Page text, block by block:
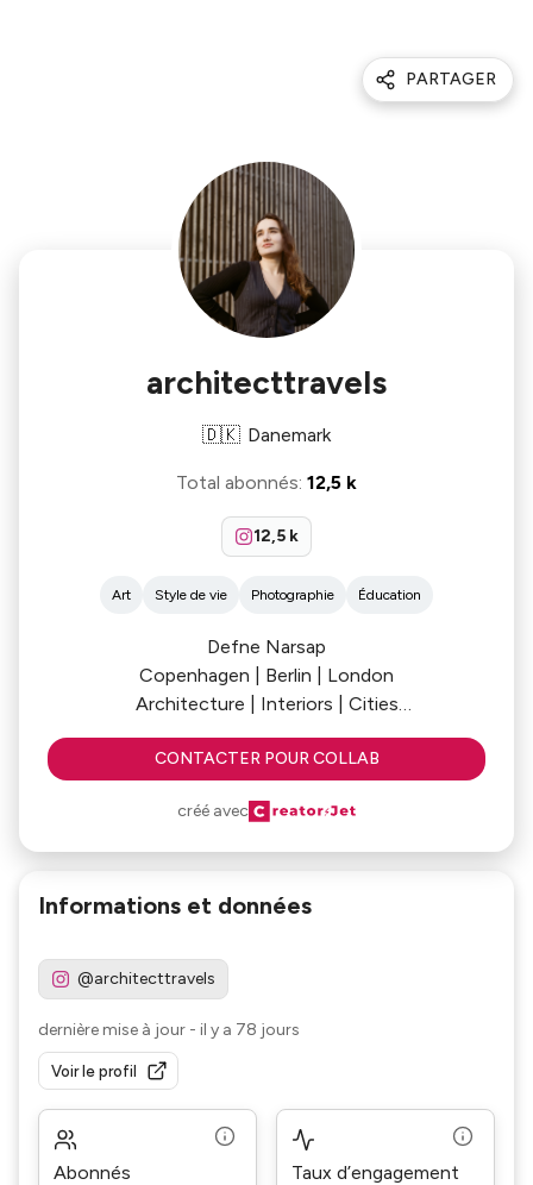
PARTAGER
architecttravels
🇩🇰 Danemark
Total abonnés: 12,5 k
12,5 k
Art Style de vie Photographie Éducation
Defne Narsap
Copenhagen | Berlin | London
Architecture | Interiors | Cities
PoliMi x TU Berlin
CONTACTER POUR COLLAB
créé avec
Informations et données
@architecttravels
dernière mise à jour - il y a 78 jours
Voir le profil
Abonnés
Taux d’engagement